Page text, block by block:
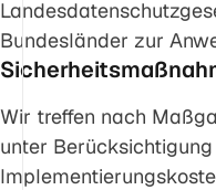
Bundesländer zur
Wir treffen nach
unter